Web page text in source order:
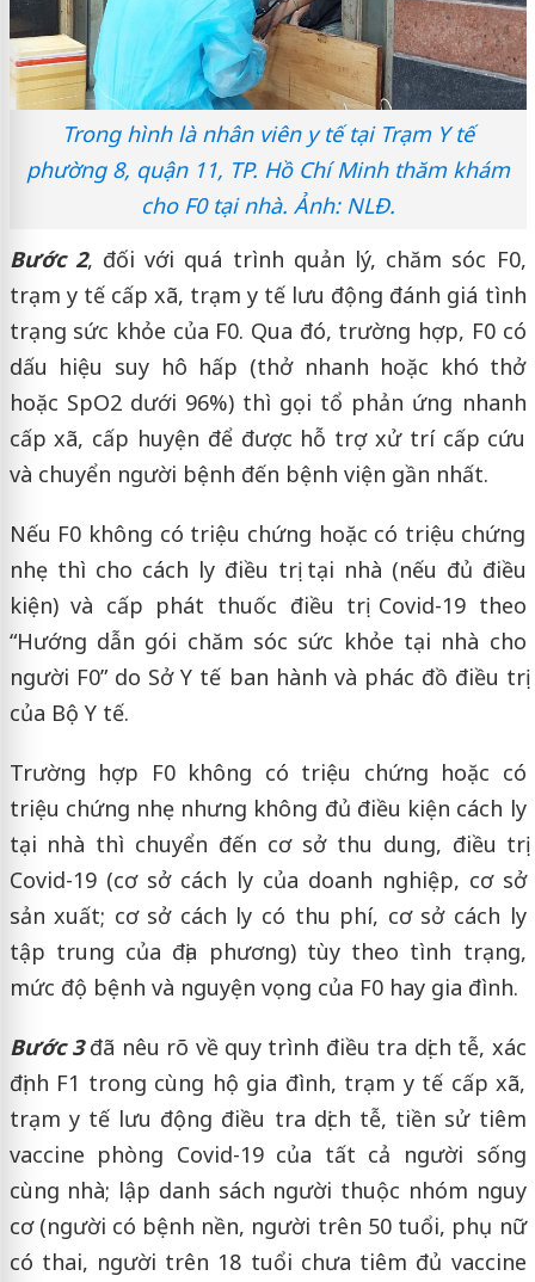
Trong hình là nhân viên y tế tại Trạm Y tế
phường 8, quận 11, TP. Hồ Chí Minh thăm khám
cho F0 tại nhà. Ảnh: NLĐ.
Bước 2, đối với quá trình quản lý, chăm sóc F0,
trạm y tế cấp xã, trạm y tế lưu động đánh giá tình
trạng sức khỏe của F0. Qua đó, trường hợp, F0 có
dấu hiệu suy hô hấp (thở nhanh hoặc khó thở
hoặc SpO2 dưới 96%) thì gọi tổ phản ứng nhanh
cấp xã, cấp huyện để được hỗ trợ xử trí cấp cứu
và chuyển người bệnh đến bệnh viện gần nhất.
Nếu F0 không có triệu chứng hoặc có triệu chứng
nhẹ thì cho cách ly điều trị tại nhà (nếu đủ điều
kiện) và cấp phát thuốc điều trị Covid-19 theo
“Hướng dẫn gói chăm sóc sức khỏe tại nhà cho
người F0” do Sở Y tế ban hành và phác đồ điều trị
của Bộ Y tế.
Trường hợp F0 không có triệu chứng hoặc có
triệu chứng nhẹ nhưng không đủ điều kiện cách ly
tại nhà thì chuyển đến cơ sở thu dung, điều trị
Covid-19 (cơ sở cách ly của doanh nghiệp, cơ sở
sản xuất; cơ sở cách ly có thu phí, cơ sở cách ly
tập trung của địa phương) tùy theo tình trạng,
mức độ bệnh và nguyện vọng của F0 hay gia đình.
Bước 3đã nêu rõ về quy trình điều tra dịch tễ, xác
định F1 trong cùng hộ gia đình, trạm y tế cấp xã,
trạm y tế lưu động điều tra dịch tễ, tiền sử tiêm
vaccine phòng Covid-19 của tất cả người sống
cùng nhà; lập danh sách người thuộc nhóm nguy
cơ (người có bệnh nền, người trên 50 tuổi, phụ nữ
có thai, người trên 18 tuổi chưa tiêm đủ vaccine